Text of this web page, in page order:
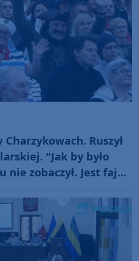
Ruszył
"Jak by było
zobaczył. Jest fajna